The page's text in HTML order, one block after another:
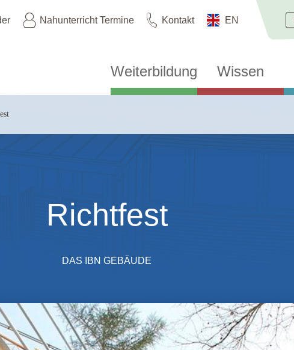
Nahunterricht Termine Kontakt EN
Weiterbildung Wissen
Richtfest
DAS IBN GEBÄUDE